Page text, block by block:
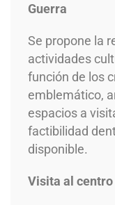
Guerra
Se propone la
actividades
función de los
emblemático,
espacios a
factibilidad
disponible.
Visita al centro